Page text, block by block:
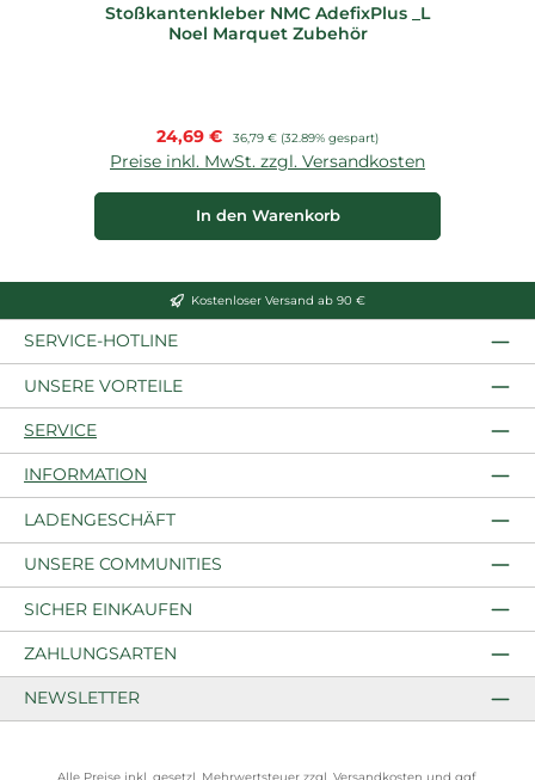
Stoßkantenkleber NMC AdefixPlus _L
Noel Marquet Zubehör
Verkaufspreis:
24,69 € Regulärer Preis:
36,79 € (32.89% gespart)
Preise inkl. MwSt. zzgl. Versandkosten
In den Warenkorb
Kostenloser Versand ab 90 €
SERVICE-HOTLINE
UNSERE VORTEILE
SERVICE
INFORMATION
LADENGESCHÄFT
UNSERE COMMUNITIES
SICHER EINKAUFEN
ZAHLUNGSARTEN
NEWSLETTER
Alle Preise inkl. gesetzl. Mehrwertsteuer zzgl. Versandkosten und ggf.